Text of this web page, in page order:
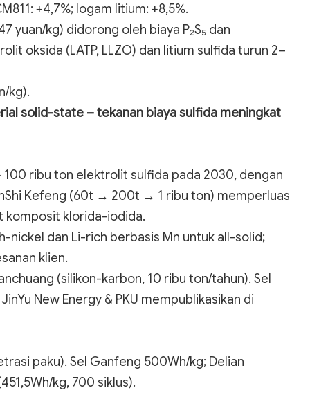
+4,7%; logam litium: +8,5%.
yuan/kg) didorong oleh biaya P₂S₅ dan
oksida (LATP, LLZO) dan litium sulfida turun 2–
kg).
solid-state – tekanan biaya sulfida meningkat
ribu ton elektrolit sulfida pada 2030, dengan
Kefeng (60t → 200t → 1 ribu ton) memperluas
komposit klorida-iodida.
nickel dan Li-rich berbasis Mn untuk all-solid;
klien.
(silikon-karbon, 10 ribu ton/tahun). Sel
New Energy & PKU mempublikasikan di
paku). Sel Ganfeng 500Wh/kg; Delian
kg, 700 siklus).